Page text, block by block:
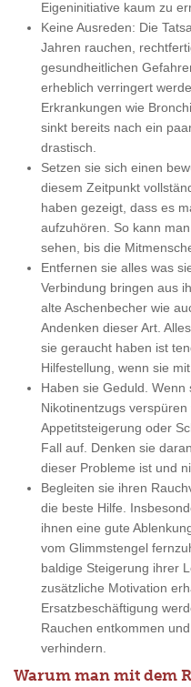
Eigeninitiative kaum zu
Keine Ausreden: Die
Jahren rauchen,
gesundheitlichen
erheblich verringert
Erkrankungen wie
sinkt bereits nach ein
drastisch.
Setzen sie sich einen
diesem Zeitpunkt
haben gezeigt, dass es
aufzuhören. So kann
sehen, bis die
Entfernen sie alles was
Verbindung bringen aus
alte Aschenbecher wie
Andenken dieser Art.
sie geraucht haben ist
Hilfestellung, wenn sie
Haben sie Geduld.
Nikotinentzugs
Appetitsteigerung oder
Fall auf. Denken sie
dieser Probleme ist und
Begleiten sie ihren
die beste Hilfe.
ihnen eine gute
vom Glimmstengel
baldige Steigerung ihrer
zusätzliche Motivation
Ersatzbeschäftigung
Rauchen entkommen
verhindern.
Warum man mit dem